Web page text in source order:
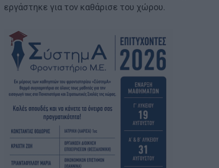
εργάστηκε για τον καθάρισε του χώρου.